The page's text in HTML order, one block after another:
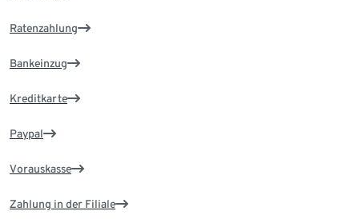
Ratenzahlung
Bankeinzug
Kreditkarte
Paypal
Vorauskasse
Zahlung in der Filiale